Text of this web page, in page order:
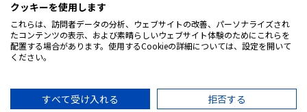
飲酒は20歳になってから。飲酒運転は法律で禁止されています。
お酒は楽しく適量を。飲んだあとはリサイクルへ。
妊娠中や授乳期の飲酒は、胎児・幼児の発育に
悪影響を与えるおそれがあります。
All Rights Reserved.
クッキーを使用します
これらは、訪問者データの分析、ウェブサイトの改善、パーソナライズされ
たコンテンツの表示、および素晴らしいウェブサイト体験のためにこれらを
配置する場合があります。使用するCookieの詳細については、設定を開いて
ください。
すべて受け入れる 拒否する